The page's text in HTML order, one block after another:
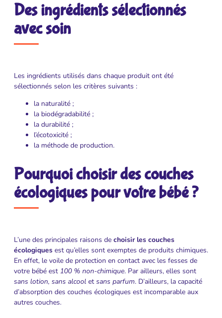
Des ingrédients sélectionnés
avec soin
Les ingrédients utilisés dans chaque produit ont été
sélectionnés selon les critères suivants :
la naturalité ;
la biodégradabilité ;
la durabilité ;
l’écotoxicité ;
la méthode de production.
Pourquoi choisir des couches
écologiques pour votre bébé ?
L’une des principales raisons de choisir les couches
écologiques est qu’elles sont exemptes de produits chimiques.
En effet, le voile de protection en contact avec les fesses de
votre bébé est 100 % non-chimique. Par ailleurs, elles sont
sans lotion, sans alcool et sans parfum. D’ailleurs, la capacité
d’absorption des couches écologiques est incomparable aux
autres couches.